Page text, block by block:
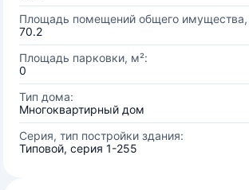
Площадь помещений общего имущества,
70.2
Площадь парковки, м²:
0
Тип дома:
Многоквартирный дом
Серия, тип постройки здания:
Типовой, серия 1-255